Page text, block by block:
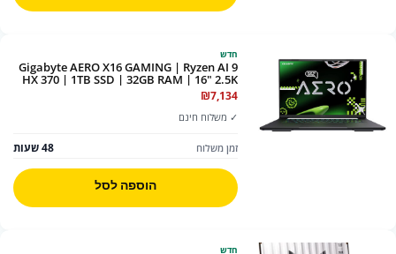
חדש
Gigabyte AERO X16 GAMING | Ryzen AI 9
HX 370 | 1TB SSD | 32GB RAM | 16" 2.5K
165Hz | RTX 5070 8GB | Win11 | Backlit
Keyboard | LUNAR WHITE |
₪7,134
✓ משלוח חינם
זמן משלוח 48 שעות
הוספה לסל
חדש